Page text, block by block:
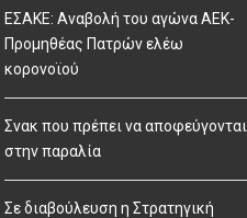
ΕΣΑΚΕ: Αναβολή του αγώνα ΑΕΚ-
Προμηθέας Πατρών ελέω
κορονοϊού
Σνακ που πρέπει να αποφεύγονται
στην παραλία
Σε διαβούλευση η Στρατηγική